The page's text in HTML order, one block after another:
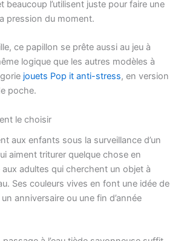
beaucoup l’utilisent juste pour faire une
pression du moment.
ce papillon se prête aussi au jeu à
logique que les autres modèles à
jouets Pop it anti-stress, en version
poche.
le choisir
aux enfants sous la surveillance d’un
aiment triturer quelque chose en
adultes qui cherchent un objet à
Ses couleurs vives en font une idée de
anniversaire ou une fin d’année